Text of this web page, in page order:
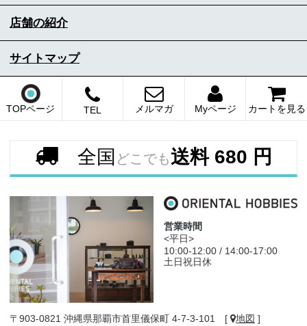
店舗の紹介
サイトマップ
TOPページ TEL メルマガ Myページ カートを見る
全国 どこでも送料 680 円
営業時間
<平日>
10:00-12:00 / 14:00-17:00
土日祝日休
〒903-0821 沖縄県那覇市首里儀保町 4-7-3-101 [ 地図 ]